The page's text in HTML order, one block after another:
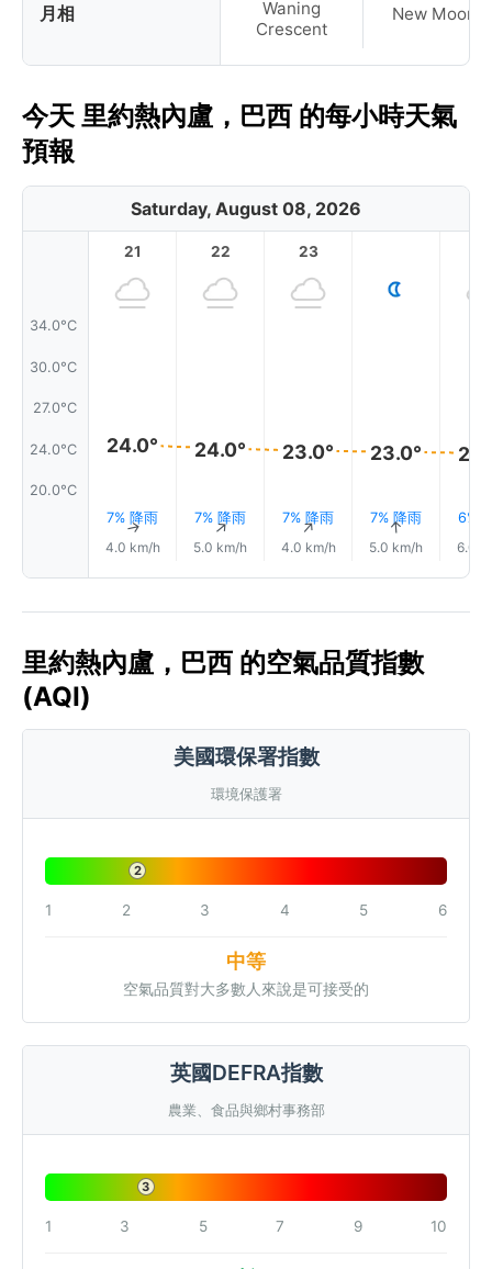
月相
Waning
Crescent
New Moon
今天 里約熱內盧，巴西 的每小時天氣
預報
Saturday, August 08, 2026
34.0°C
30.0°C
27.0°C
24.0°C
20.0°C
21
24.0°
7% 降雨
↑
4.0 km/h
22
24.0°
7% 降雨
↑
5.0 km/h
23
23.0°
7% 降雨
↑
4.0 km/h
23.0°
7% 降雨
↑
5.0 km/h
6%
6.0
里約熱內盧，巴西 的空氣品質指數
(AQI)
美國環保署指數
環境保護署
2
1 2 3 4 5 6
中等
空氣品質對大多數人來說是可接受的
英國DEFRA指數
農業、食品與鄉村事務部
3
1 3 5 7 9 10